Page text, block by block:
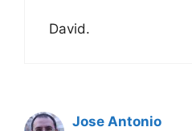
David.
Jose Antonio